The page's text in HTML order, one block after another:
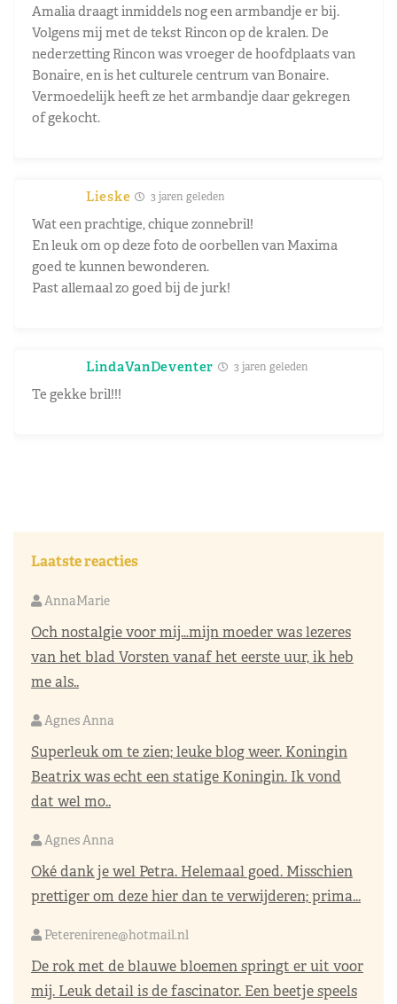
Amalia draagt inmiddels nog een armbandje er bij.
Volgens mij met de tekst Rincon op de kralen. De
nederzetting Rincon was vroeger de hoofdplaats van
Bonaire, en is het culturele centrum van Bonaire.
Vermoedelijk heeft ze het armbandje daar gekregen
of gekocht.
Lieske 3 jaren geleden
Wat een prachtige, chique zonnebril!
En leuk om op deze foto de oorbellen van Maxima
goed te kunnen bewonderen.
Past allemaal zo goed bij de jurk!
LindaVanDeventer 3 jaren geleden
Te gekke bril!!!
Laatste reacties
AnnaMarie
Och nostalgie voor mij…mijn moeder was lezeres
van het blad Vorsten vanaf het eerste uur, ik heb
me als..
Agnes Anna
Superleuk om te zien; leuke blog weer. Koningin
Beatrix was echt een statige Koningin. Ik vond
dat wel mo..
Agnes Anna
Oké dank je wel Petra. Helemaal goed. Misschien
prettiger om deze hier dan te verwijderen; prima...
Peterenirene@hotmail.nl
De rok met de blauwe bloemen springt er uit voor
mij. Leuk detail is de fascinator. Een beetje speels